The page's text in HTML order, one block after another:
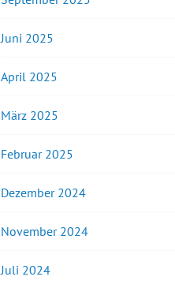
Juni 2025
April 2025
März 2025
Februar 2025
Dezember 2024
November 2024
Juli 2024